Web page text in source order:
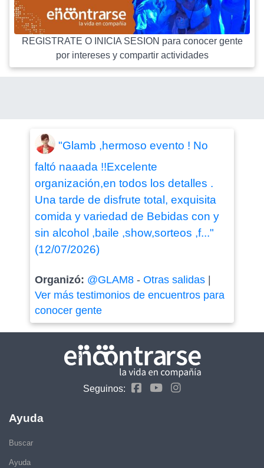
REGISTRATE O INICIA SESION para conocer gente
por intereses y compartir actividades
"Glamb ,hermoso evento ! No
faltó naaada !!Excelente
organización,en todos los detalles .
Una tarde de disfrute total, exquisita
comida y variedad de Bebidas con y
sin alcohol ,baile ,show,sorteos ,f..."
(12/07/2026)
Organizó: @GLAM8- Otras salidas|
Ver más testimonios de encuentros para
conocer gente
Seguinos:
Ayuda
Buscar
Ayuda